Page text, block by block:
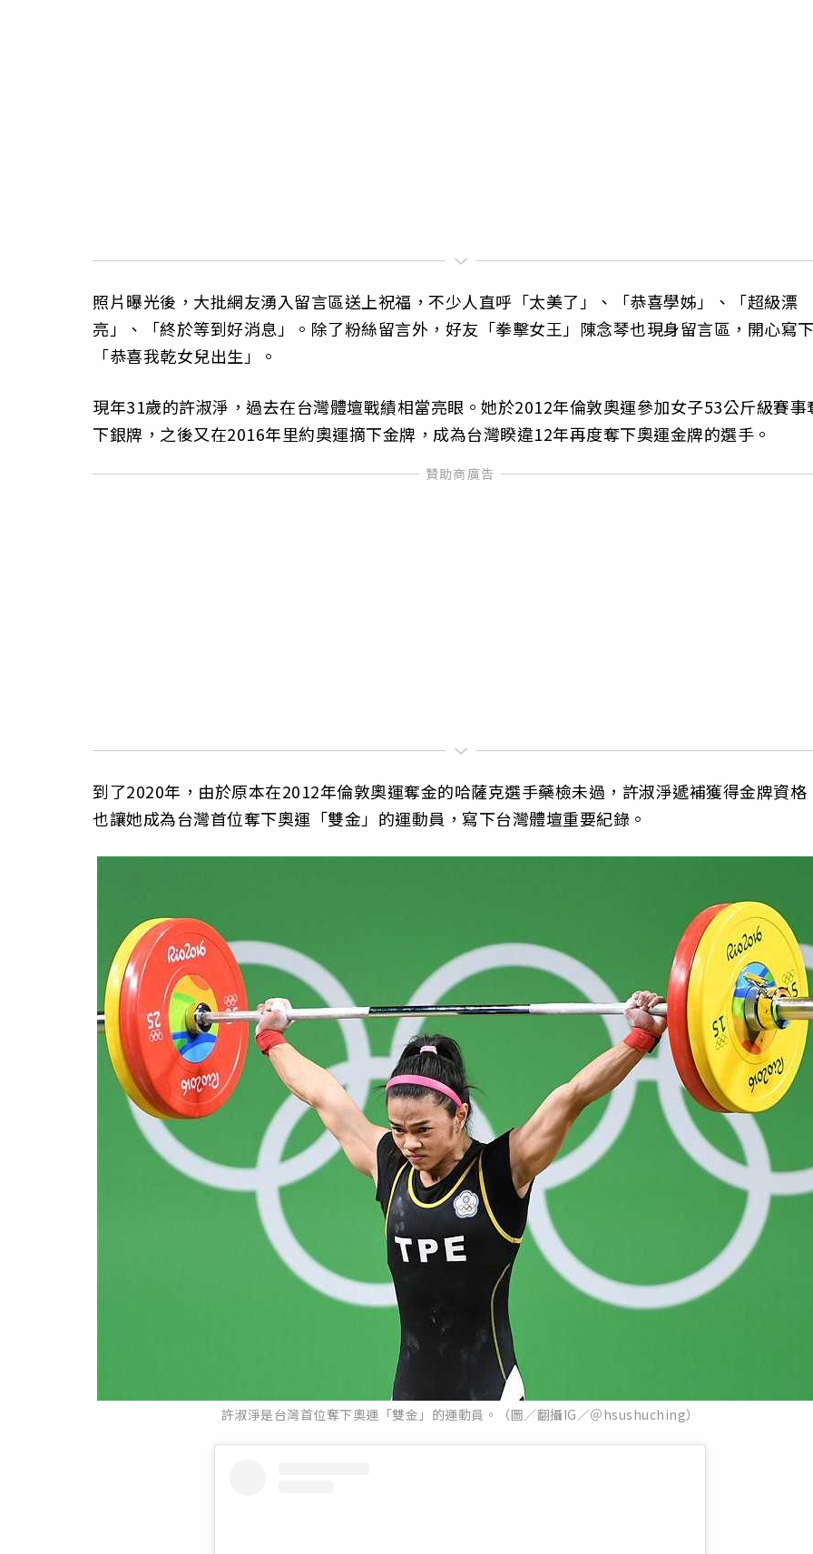
照片曝光後，大批網友湧入留言區送上祝福，不少人直呼「太美了」、「恭喜學姊」、「超級漂
亮」、「終於等到好消息」。除了粉絲留言外，好友「拳擊女王」陳念琴也現身留言區，開心寫
「恭喜我乾女兒出生」。
現年31歲的許淑淨，過去在台灣體壇戰績相當亮眼。她於2012年倫敦奧運參加女子53公斤級賽事
下銀牌，之後又在2016年里約奧運摘下金牌，成為台灣睽違12年再度奪下奧運金牌的選手。
到了2020年，由於原本在2012年倫敦奧運奪金的哈薩克選手藥檢未過，許淑淨遞補獲得金牌資格
也讓她成為台灣首位奪下奧運「雙金」的運動員，寫下台灣體壇重要紀錄。
許淑淨是台灣首位奪下奧運「雙金」的運動員。（圖／翻攝IG／＠hsushuching）